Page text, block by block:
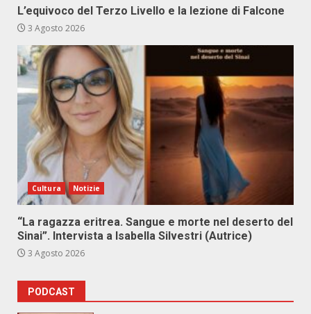
L’equivoco del Terzo Livello e la lezione di Falcone
3 Agosto 2026
Cultura Notizie
“La ragazza eritrea. Sangue e morte nel deserto del
Sinai”. Intervista a Isabella Silvestri (Autrice)
3 Agosto 2026
PODCAST